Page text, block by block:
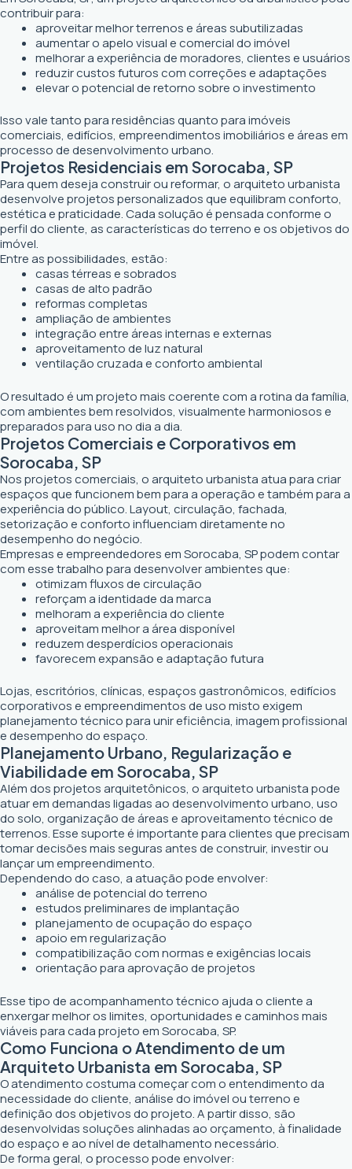
contribuir para:
aproveitar melhor terrenos e áreas subutilizadas
aumentar o apelo visual e comercial do imóvel
melhorar a experiência de moradores, clientes e usuários
reduzir custos futuros com correções e adaptações
elevar o potencial de retorno sobre o investimento
Isso vale tanto para residências quanto para imóveis
comerciais, edifícios, empreendimentos imobiliários e áreas em
processo de desenvolvimento urbano.
Projetos Residenciais em Sorocaba, SP
Para quem deseja construir ou reformar, o arquiteto urbanista
desenvolve projetos personalizados que equilibram conforto,
estética e praticidade. Cada solução é pensada conforme o
perfil do cliente, as características do terreno e os objetivos do
imóvel.
Entre as possibilidades, estão:
casas térreas e sobrados
casas de alto padrão
reformas completas
ampliação de ambientes
integração entre áreas internas e externas
aproveitamento de luz natural
ventilação cruzada e conforto ambiental
O resultado é um projeto mais coerente com a rotina da família,
com ambientes bem resolvidos, visualmente harmoniosos e
preparados para uso no dia a dia.
Projetos Comerciais e Corporativos em
Sorocaba, SP
Nos projetos comerciais, o arquiteto urbanista atua para criar
espaços que funcionem bem para a operação e também para a
experiência do público. Layout, circulação, fachada,
setorização e conforto influenciam diretamente no
desempenho do negócio.
Empresas e empreendedores em Sorocaba, SP podem contar
com esse trabalho para desenvolver ambientes que:
otimizam fluxos de circulação
reforçam a identidade da marca
melhoram a experiência do cliente
aproveitam melhor a área disponível
reduzem desperdícios operacionais
favorecem expansão e adaptação futura
Lojas, escritórios, clínicas, espaços gastronômicos, edifícios
corporativos e empreendimentos de uso misto exigem
planejamento técnico para unir eficiência, imagem profissional
e desempenho do espaço.
Planejamento Urbano, Regularização e
Viabilidade em Sorocaba, SP
Além dos projetos arquitetônicos, o arquiteto urbanista pode
atuar em demandas ligadas ao desenvolvimento urbano, uso
do solo, organização de áreas e aproveitamento técnico de
terrenos. Esse suporte é importante para clientes que precisam
tomar decisões mais seguras antes de construir, investir ou
lançar um empreendimento.
Dependendo do caso, a atuação pode envolver:
análise de potencial do terreno
estudos preliminares de implantação
planejamento de ocupação do espaço
apoio em regularização
compatibilização com normas e exigências locais
orientação para aprovação de projetos
Esse tipo de acompanhamento técnico ajuda o cliente a
enxergar melhor os limites, oportunidades e caminhos mais
viáveis para cada projeto em Sorocaba, SP.
Como Funciona o Atendimento de um
Arquiteto Urbanista em Sorocaba, SP
O atendimento costuma começar com o entendimento da
necessidade do cliente, análise do imóvel ou terreno e
definição dos objetivos do projeto. A partir disso, são
desenvolvidas soluções alinhadas ao orçamento, à finalidade
do espaço e ao nível de detalhamento necessário.
De forma geral, o processo pode envolver: